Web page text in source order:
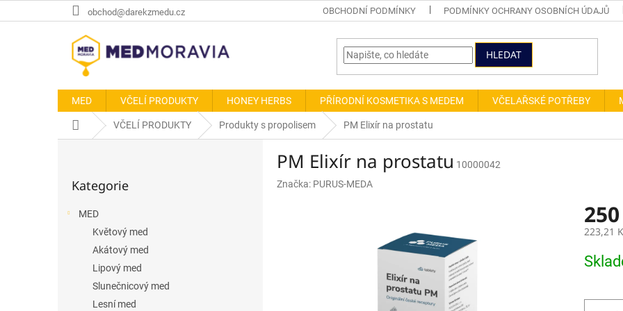
na
obchod@darekzmedu.cz OBCHODNÍ PODMÍNKY PODMÍNKY OCHRANY OSOBNÍCH ÚDAJŮ
HLEDAT
MED VČELÍ PRODUKTY HONEY HERBS PŘÍRODNÍ KOSMETIKA S MEDEM VČELAŘSKÉ POTŘEBY
Domů VČELÍ PRODUKTY Produkty s propolisem PM Elixír na prostatu
kategorie
Kategorie
MED
Květový med
Akátový med
Lipový med
Slunečnicový med
Lesní med
PM Elixír na prostatu 10000042
Značka: PURUS-MEDA
223,21
cena: